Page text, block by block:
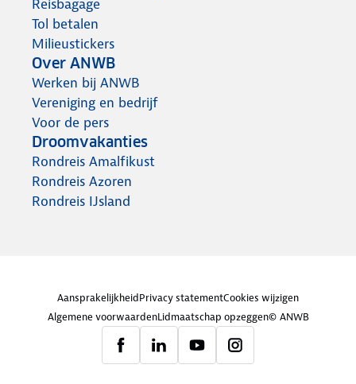
Reisbagage
Tol betalen
Milieustickers
Over ANWB
Werken bij ANWB
Vereniging en bedrijf
Voor de pers
Droomvakanties
Rondreis Amalfikust
Rondreis Azoren
Rondreis IJsland
AansprakelijkheidPrivacy statementCookies wijzigen
Algemene voorwaardenLidmaatschap opzeggen© ANWB